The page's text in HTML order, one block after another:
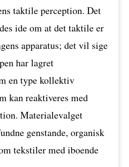
taktile perception. Det
ide om at det taktile er
apparatus; det vil sige
har lagret
en type kollektiv
kan reaktiveres med
Materialevalget
genstande, organisk
tekstiler med iboende